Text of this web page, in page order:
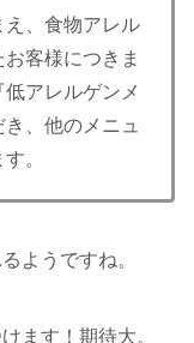
、食物アレル
客様につきま
アレルゲンメ
、他のメニュ
。
ようですね。
ます！期待大。